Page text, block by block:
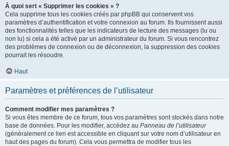
À quoi sert « Supprimer les cookies » ?
Cela supprime tous les cookies créés par phpBB qui conservent vos
paramètres d’authentification et votre connexion au forum. Ils fournissent aussi
des fonctionnalités telles que les indicateurs de lecture des messages (lu ou
non lu) si cela a été activé par un administrateur du forum. Si vous rencontrez
des problèmes de connexion ou de déconnexion, la suppression des cookies
pourrait les résoudre.
Haut
Paramètres et préférences de l’utilisateur
Comment modifier mes paramètres ?
Si vous êtes membre de ce forum, tous vos paramètres sont stockés dans notre
base de données. Pour les modifier, accédez au Panneau de l’utilisateur
(généralement ce lien est accessible en cliquant sur votre nom d’utilisateur en
haut des pages du forum). Cela vous permettra de modifier tous les